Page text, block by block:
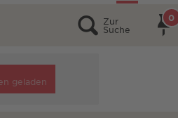
Zur
Suche
0
geladen